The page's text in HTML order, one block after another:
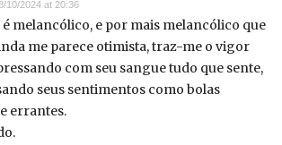
10/2024 at 20:36
é melancólico, e por mais melancólico que
me parece otimista, traz-me o vigor
com seu sangue tudo que sente,
seus sentimentos como bolas
errantes.